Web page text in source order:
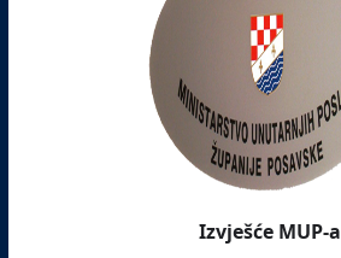
Izvješće MUP-a